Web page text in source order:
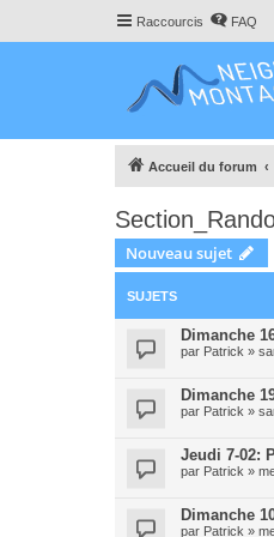
Raccourcis FAQ
Accueil du forum
Nouveau sujet
SUJETS
Dimanche
par Patrick »
Dimanche
par Patrick »
Jeudi 7-02:
par Patrick »
Dimanche
par Patrick »